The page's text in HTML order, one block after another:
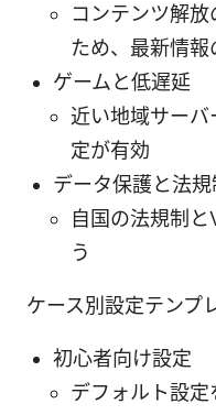
コンテンツ解
ため、最新情
ゲームと低遅延
近い地域サーバ
定が有効
データ保護と法
自国の法規制
う
ケース別設定テンプ
初心者向け設定
デフォルト設定